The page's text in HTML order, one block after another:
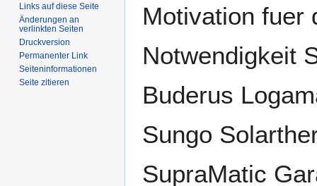
Motivation fuer
Notwendigkeit
Buderus
Sungo
SupraMatic
Links auf diese Seite
Änderungen an
verlinkten Seiten
Druckversion
Permanenter Link
Seiten­­informationen
Seite zitieren